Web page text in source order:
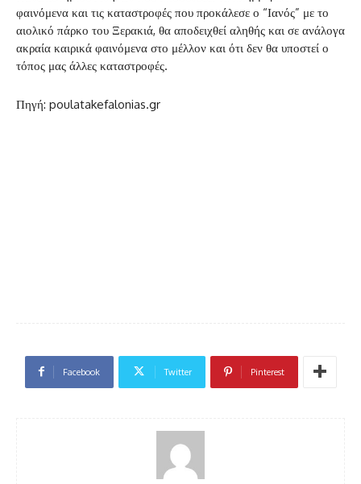
φαινόμενα και τις καταστροφές που προκάλεσε ο “Ιανός” με το
αιολικό πάρκο του Ξερακιά, θα αποδειχθεί αληθής και σε ανάλογα
ακραία καιρικά φαινόμενα στο μέλλον και ότι δεν θα υποστεί ο
τόπος μας άλλες καταστροφές.
Πηγή: poulatakefalonias.gr
Facebook Twitter Pinterest